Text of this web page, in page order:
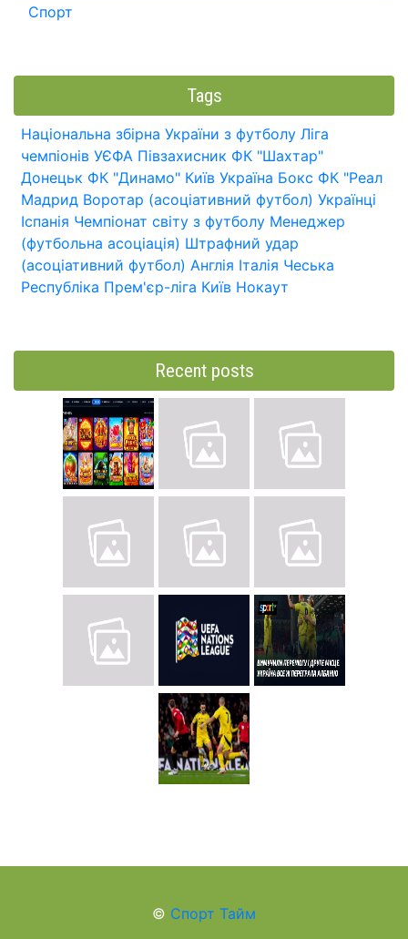
Спорт
Tags
Національна збірна України з футболу Ліга
чемпіонів УЄФА Півзахисник ФК "Шахтар"
Донецьк ФК "Динамо" Київ Україна Бокс ФК "Реал
Мадрид Воротар (асоціативний футбол) Українці
Іспанія Чемпіонат світу з футболу Менеджер
(футбольна асоціація) Штрафний удар
(асоціативний футбол) Англія Італія Чеська
Республіка Прем'єр-ліга Київ Нокаут
Recent posts
© Спорт Тайм